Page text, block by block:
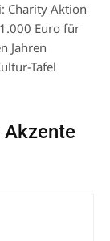
Charity Aktion
Euro für
Jahren
Tafel
Akzente